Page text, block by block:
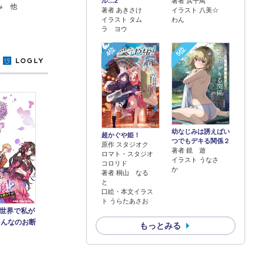
他
著者 あきさけ
イラスト タム
ラ ヨウ
イラスト 八美☆
わん
4位
超かぐや姫！
原作 スタジオク
ロマト・スタジオ
コロリド
著者 桐山 なる
と
口絵・本文イラス
ト うらたあさお
5位
幼なじみは誘えばい
つでもデキる関係２
著者 鏡 遊
イラスト うなさ
か
もっとみる
界で私が
なのお断